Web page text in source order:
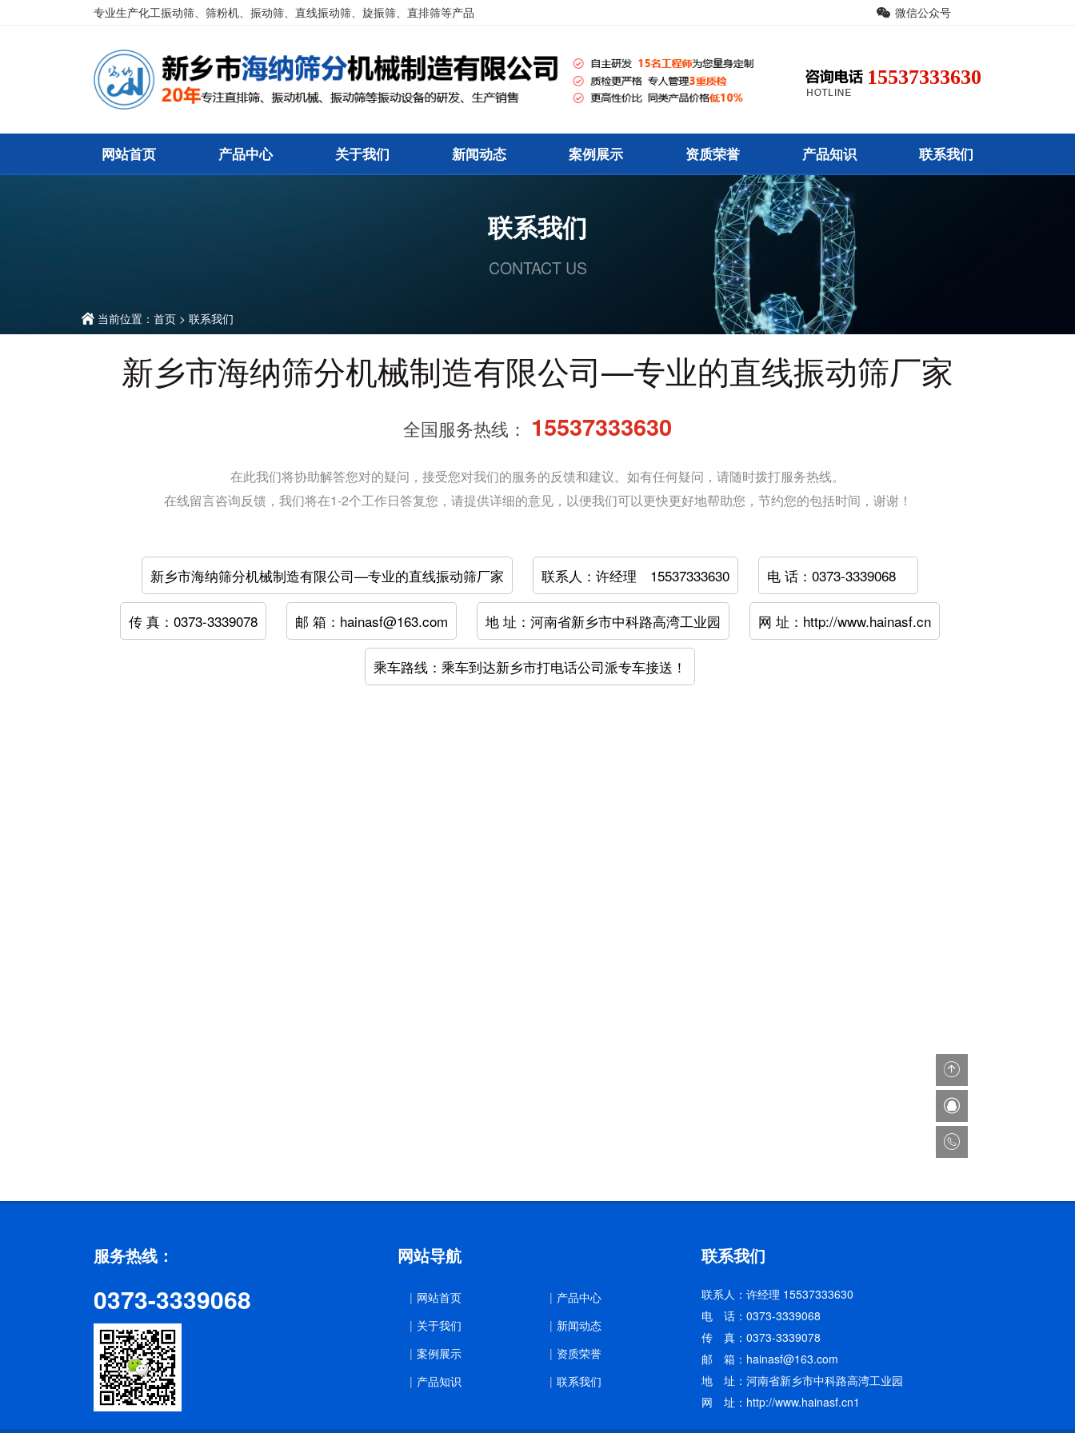
专业生产化工振动筛、筛粉机、振动筛、直线振动筛、旋振筛、直排筛等产品 微信公众号
15537333630
网站首页 产品中心 关于我们 新闻动态 案例展示 资质荣誉 产品知识 联系我们
联系我们
CONTACT US
当前位置： 首页 > 联系我们
新乡市海纳筛分机械制造有限公司—专业的直线振动筛厂家
全国服务热线： 15537333630
在此我们将协助解答您对的疑问，接受您对我们的服务的反馈和建议。如有任何疑问，请随时拨打服务热线。
在线留言咨询反馈，我们将在1-2个工作日答复您，请提供详细的意见，以便我们可以更快更好地帮助您，节约您的包括时间，谢谢！
新乡市海纳筛分机械制造有限公司—专业的直线振动筛厂家 联系人：许经理 15537333630 电 话：0373-3339068
传 真：0373-3339078 邮 箱：hainasf@163.com 地 址：河南省新乡市中科路高湾工业园 网 址：http://www.hainasf.cn
乘车路线：乘车到达新乡市打电话公司派专车接送！
服务热线：
0373-3339068
网站导航
网站首页
产品中心
关于我们
新闻动态
案例展示
资质荣誉
产品知识
联系我们
联系我们
联系人：许经理 15537333630
电 话：0373-3339068
传 真：0373-3339078
邮 箱：hainasf@163.com
地 址：河南省新乡市中科路高湾工业园
网 址：http://www.hainasf.cn1